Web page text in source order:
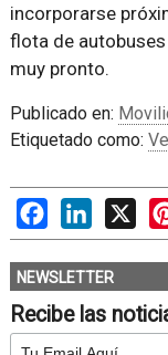
incorporarse
flota de
muy pronto.
Publicado en:
Etiquetado como:
FacebookLinkedIn
X
NEWSLETTER
Recibe las